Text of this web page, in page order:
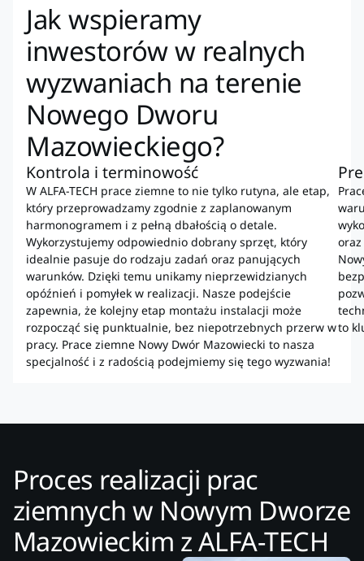
Jak wspieramy
inwestorów w realnych
wyzwaniach na terenie
Nowego Dworu
Mazowieckiego?
Kontrola i terminowość
W ALFA-TECH prace ziemne to nie tylko rutyna, ale etap,
który przeprowadzamy zgodnie z zaplanowanym
harmonogramem i z pełną dbałością o detale.
Wykorzystujemy odpowiednio dobrany sprzęt, który
idealnie pasuje do rodzaju zadań oraz panujących
warunków. Dzięki temu unikamy nieprzewidzianych
opóźnień i pomyłek w realizacji. Nasze podejście
zapewnia, że kolejny etap montażu instalacji może
rozpocząć się punktualnie, bez niepotrzebnych przerw w
pracy. Prace ziemne Nowy Dwór Mazowiecki to nasza
specjalność i z radością podejmiemy się tego wyzwania!
to
Proces realizacji prac
ziemnych w Nowym Dworze
Mazowieckim z ALFA-TECH